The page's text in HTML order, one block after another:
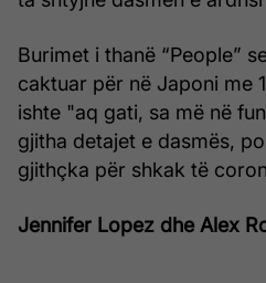
Burimet i thanë “People”
caktuar për në Japoni me
ishte "aq gati, sa më në
gjitha detajet e dasmës,
gjithçka për shkak të
Jennifer Lopez dhe Alex